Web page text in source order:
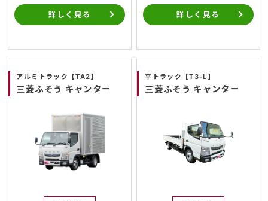
詳しく見る 詳しく見る
アルミトラック【TA2】
三菱ふそう キャンター
平トラック【T3-L】
三菱ふそう キャンター